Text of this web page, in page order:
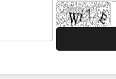
رحمت‌الله نوروزی - عضو
مجلس